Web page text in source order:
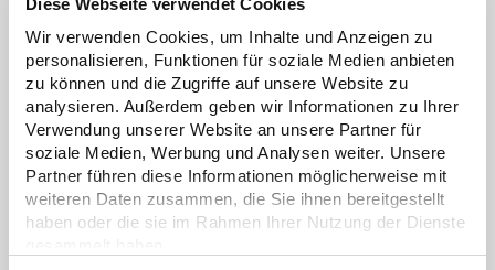
Wir verwenden Cookies, um Inhalte und Anzeigen zu
personalisieren, Funktionen für soziale Medien anbieten
zu können und die Zugriffe auf unsere Website zu
analysieren. Außerdem geben wir Informationen zu Ihrer
Verwendung unserer Website an unsere Partner für
soziale Medien, Werbung und Analysen weiter. Unsere
Partner führen diese Informationen möglicherweise mit
weiteren Daten zusammen, die Sie ihnen bereitgestellt
haben oder die sie im Rahmen Ihrer Nutzung der Dienste
Trainingsort:
Embsen
(Lüneburg)
Trainingsdauer:
7,5 Stunden